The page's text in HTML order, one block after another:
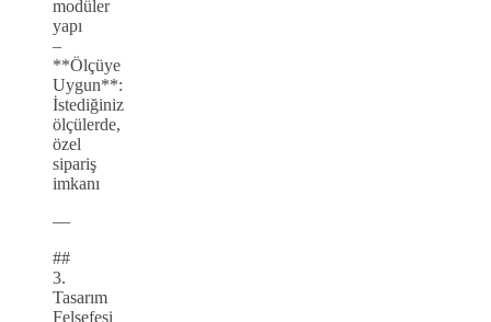
modüler
yapı
–
**Ölçüye
Uygun**:
İstediğiniz
ölçülerde,
özel
sipariş
imkanı
—
##
3.
Tasarım
Felsefesi